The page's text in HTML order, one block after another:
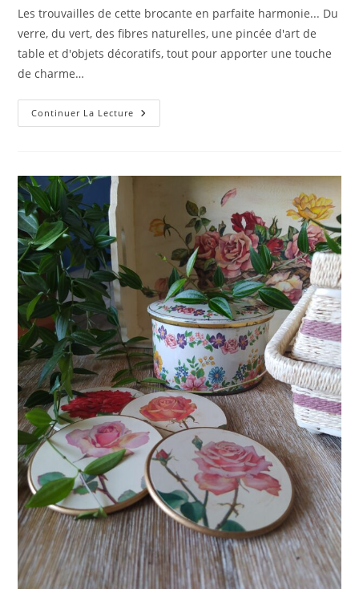
publication :
Les trouvailles de cette brocante en parfaite harmonie... Du
verre, du vert, des fibres naturelles, une pincée d'art de
table et d'objets décoratifs, tout pour apporter une touche
de charme…
Continuer La Lecture Un
Peu